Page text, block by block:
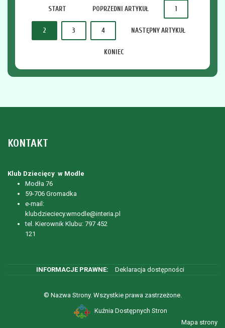
START POPRZEDNI ARTYKUŁ 1
2 3 4 NASTĘPNY ARTYKUŁ
KONIEC
KONTAKT
Klub Dziecięcy w Modle
Modła 76
59-706 Gromadka
e-mail:
klubdzieciecy.wmodle@interia.pl
tel. Kierownik Klubu: 797 452
121
Deklaracja dostępności
© Nazwa Strony. Wszystkie prawa zastrzeżone.
Kuźnia Dostępnych Stron
Mapa strony